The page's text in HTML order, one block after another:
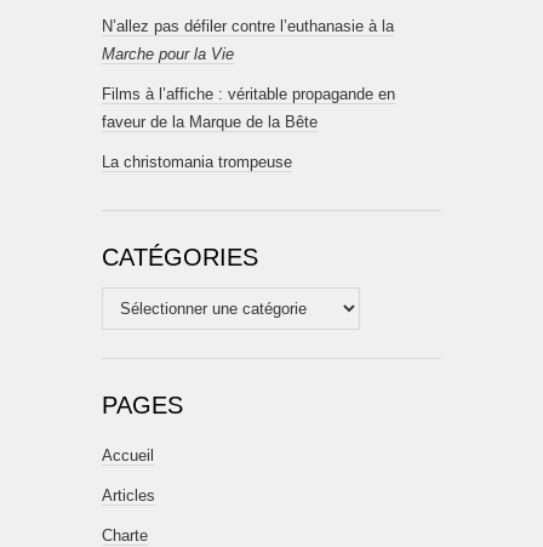
N’allez pas défiler contre l’euthanasie à la
Marche pour la Vie
Films à l’affiche : véritable propagande en
faveur de la Marque de la Bête
La christomania trompeuse
CATÉGORIES
Catégories
PAGES
Accueil
Articles
Charte